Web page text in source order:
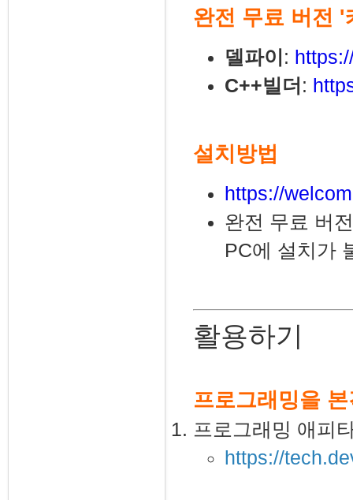
완전 무료 버전 '
델파이 :
C++빌더 :
설치방법
https://
완전 무료 버
PC에 설치가
활용하기
프로그래밍을
프로그래밍 애피
https://